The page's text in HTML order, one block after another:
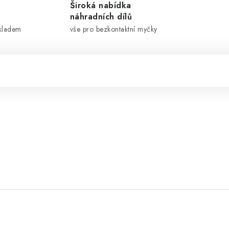
Široká nabídka
náhradních dílů
vše pro bezkontaktní myčky